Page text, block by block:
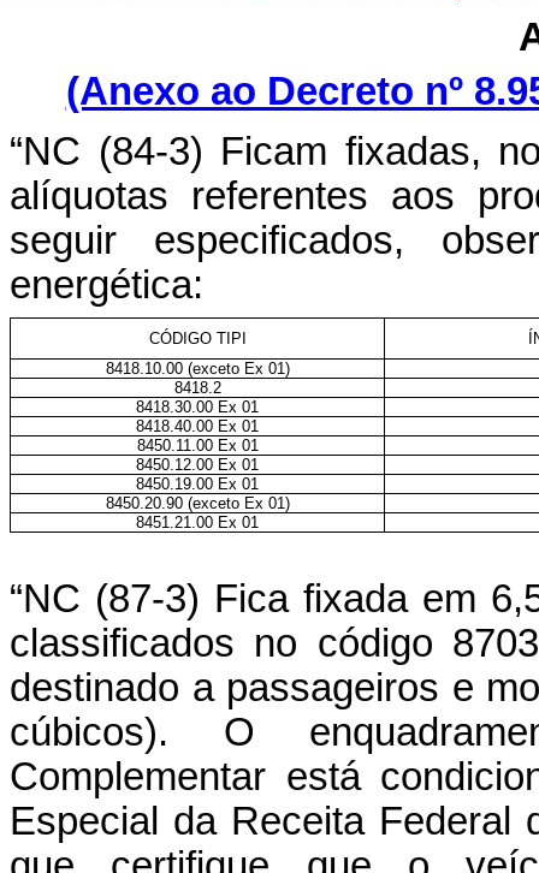
(Anexo ao Decreto nº
“NC (84-3) Ficam fixadas,
alíquotas referentes aos
seguir especificados,
energética:
CÓDIGO TIPI
8418.10.00 (exceto Ex 01)
8418.2
8418.30.00 Ex 01
8418.40.00 Ex 01
8450.11.00 Ex 01
8450.12.00 Ex 01
8450.19.00 Ex 01
8450.20.90 (exceto Ex 01)
8451.21.00 Ex 01
“NC (87-3) Fica fixada em
classificados no código
destinado a passageiros e
cúbicos). O
Complementar está
Especial da Receita Federal